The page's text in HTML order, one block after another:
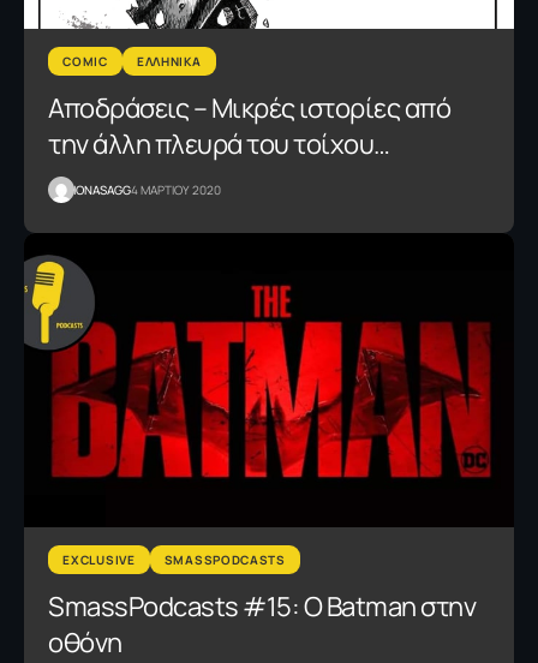
COMIC ΕΛΛΗΝΙΚΑ
Αποδράσεις – Μικρές ιστορίες από
την άλλη πλευρά του τοίχου…
IONASAGG4 ΜΑΡΤΙΟΥ 2020
EXCLUSIVE SMASSPODCASTS
SmassPodcasts #15: Ο Batman στην
οθόνη